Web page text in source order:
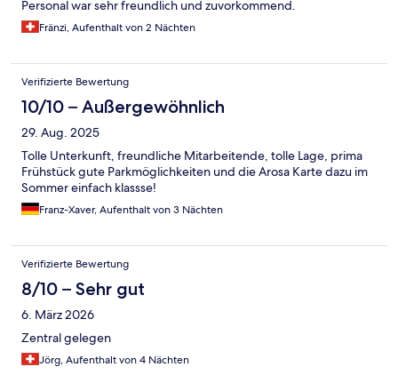
Personal war sehr freundlich und zuvorkommend.
Fränzi, Aufenthalt von 2 Nächten
Verifizierte Bewertung
10/10 – Außergewöhnlich
29. Aug. 2025
Tolle Unterkunft, freundliche Mitarbeitende, tolle Lage, prima
Frühstück gute Parkmöglichkeiten und die Arosa Karte dazu im
Sommer einfach klassse!
Franz-Xaver, Aufenthalt von 3 Nächten
Verifizierte Bewertung
8/10 – Sehr gut
6. März 2026
Zentral gelegen
Jörg, Aufenthalt von 4 Nächten